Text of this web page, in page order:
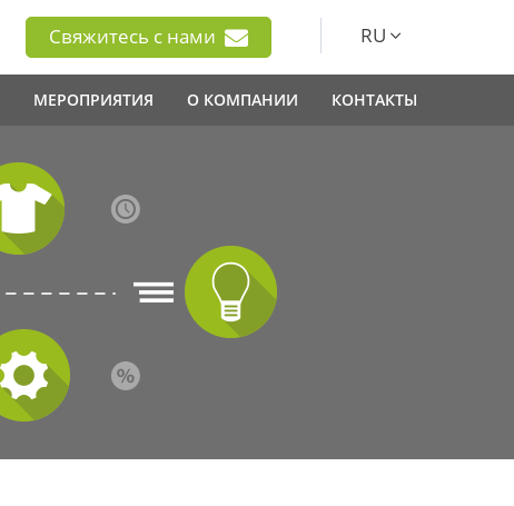
Свяжитесь с нами RU
МЕРОПРИЯТИЯ О КОМПАНИИ КОНТАКТЫ